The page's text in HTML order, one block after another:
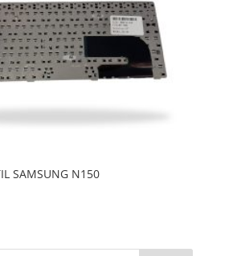
SAMSUNG N150